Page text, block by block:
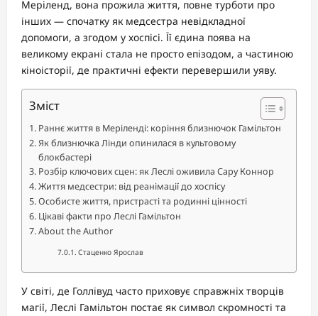
Меріленд, вона прожила життя, повне турботи про
інших — спочатку як медсестра невідкладної
допомоги, а згодом у хоспісі. Її єдина поява на
великому екрані стала не просто епізодом, а частиною
кіноісторії, де практичні ефекти перевершили уяву.
Зміст
Раннє життя в Меріленді: коріння близнючок Гамільтон
Як близнючка Лінди опинилася в культовому
блокбастері
Розбір ключових сцен: як Леслі оживила Сару Коннор
Життя медсестри: від реанімації до хоспісу
Особисте життя, пристрасті та родинні цінності
Цікаві факти про Леслі Гамільтон
About the Author
Стаценко Ярослав
У світі, де Голлівуд часто приховує справжніх творців
магії, Леслі Гамільтон постає як символ скромності та